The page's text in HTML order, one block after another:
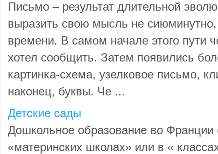
Письмо – результат длительной
выразить свою мысль не
времени. В самом начале этого пути
хотел сообщить. Затем появились
картинка-схема, узелковое письмо,
наконец, буквы. Че ...
Детские сады
Дошкольное образование во Франции
«материнских школах» или в «